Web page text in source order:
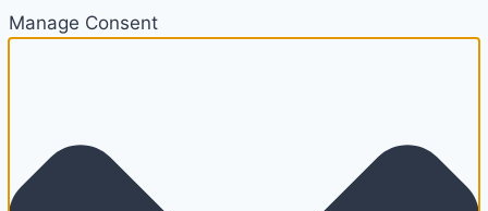
Manage Consent